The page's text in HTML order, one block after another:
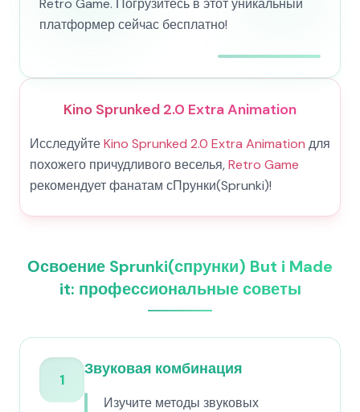
Retro Game. Погрузитесь в этот уникальный
платформер сейчас бесплатно!
Kino Sprunked 2.0 Extra Animation
ИсследуйтеKino Sprunked 2.0 Extra Animation для
похожего причудливого веселья,Retro Game
рекомендует фанатам сПрунки(Sprunki)!
Освоение Sprunki(спрунки) But i Made
it: профессиональные советы
1
Звуковая комбинация
Изучите методы звуковых